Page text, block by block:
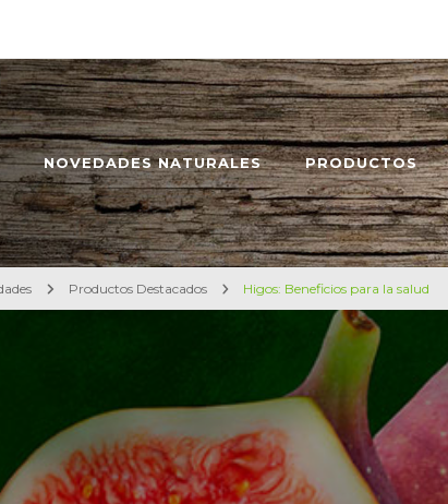
NOVEDADES NATURALES PRODUCTOS
Productos Destacados Higos: Beneficios para la salud